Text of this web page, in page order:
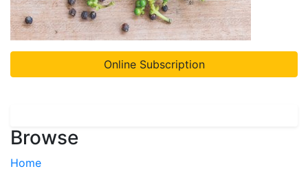
Online Subscription
Browse
Home